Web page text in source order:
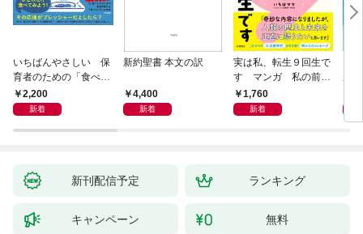
いちばんやさしい 保
育者のための「食べな
い子」サポートＢＯＯ
Ｋ 偏食・少食のお悩
2,200
新着
新約聖書 本文の訳
4,400
新着
実は私、転生９回生で
す マンガ 私の前世
物語1,760
新着
が
新刊配信予定 ランキング
キャンペーン 無料